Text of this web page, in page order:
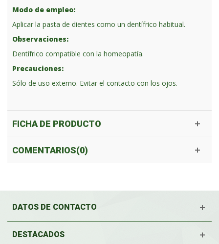
Modo de empleo:
Aplicar la pasta de dientes como un dentífrico habitual.
Observaciones:
Dentífrico compatible con la homeopatía.
Precauciones:
Sólo de uso externo. Evitar el contacto con los ojos.
FICHA DE PRODUCTO
COMENTARIOS(0)
DATOS DE CONTACTO
DESTACADOS